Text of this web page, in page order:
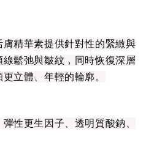
精華素提供針對性的緊緻與
鬆弛與皺紋，同時恢復深層
立體、年輕的輪廓。
性更生因子、透明質酸鈉、